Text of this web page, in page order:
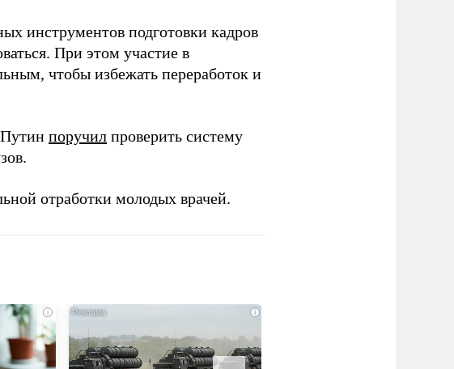
инструментов подготовки кадров
При этом участие в
чтобы избежать переработок и
поручил проверить систему
отработки молодых врачей.
i i